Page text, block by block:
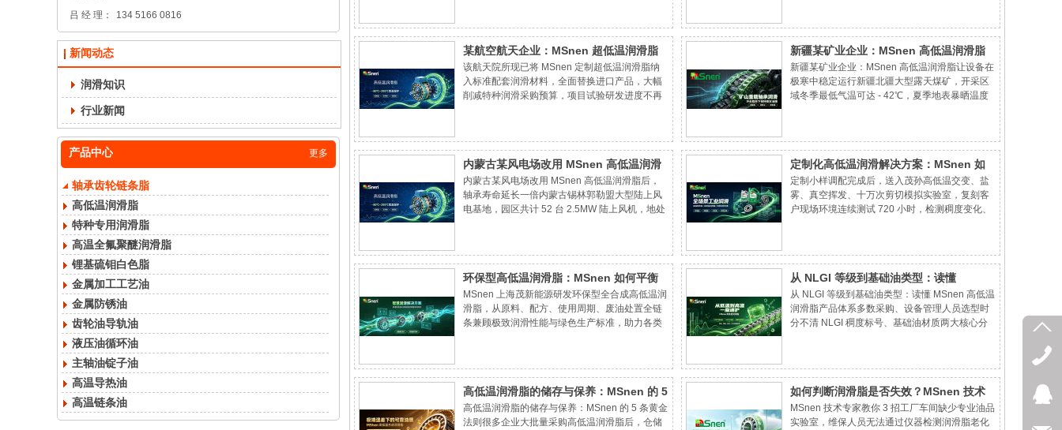
吕 经 理：
134 5166 0816
新闻动态
润滑知识
行业新闻
产品中心 更多
轴承齿轮链条脂
高低温润滑脂
特种专用润滑脂
高温全氟聚醚润滑脂
锂基硫钼白色脂
金属加工工艺油
金属防锈油
齿轮油导轨油
液压油循环油
主轴油锭子油
高温导热油
高温链条油
真空泵油空压机油
化三电系统润滑配套、压缩售后运维成本。
某航空航天企业：MSnen 超低温润滑脂
通过极端环境测试
该航天院所现已将 MSnen 定制超低温润滑脂纳
入标准配套润滑材料，全面替换进口产品，大幅
削减特种润滑采购预算，项目试验研发进度不再
新疆某矿业企业：MSnen 高低温润滑脂
让设备在极寒中稳定运行
新疆某矿业企业：MSnen 高低温润滑脂让设备在
极寒中稳定运行新疆北疆大型露天煤矿，开采区
域冬季最低气温可达 - 42℃，夏季地表暴晒温度
锂润滑脂，常年存在多重生产困扰。
内蒙古某风电场改用 MSnen 高低温润滑
脂后，轴承寿命延长一倍
内蒙古某风电场改用 MSnen 高低温润滑脂后，
轴承寿命延长一倍内蒙古锡林郭勒盟大型陆上风
电基地，园区共计 52 台 2.5MW 陆上风机，地处
冲击载荷，此前该风场采购市面通用复合锂基润
滑脂，运维难题持续多年。
定制化高低温润滑解决方案：MSnen 如
何满足特殊工况需求
定制小样调配完成后，送入茂孙高低温交变、盐
雾、真空挥发、十万次剪切模拟实验室，复刻客
户现场环境连续测试 720 小时，检测稠度变化、
求。
环保型高低温润滑脂：MSnen 如何平衡
性能与环保？
MSnen 上海茂新能源研发环保型全合成高低温润
滑脂，从原料、配方、使用周期、废油处置全链
条兼顾极致润滑性能与绿色生产标准，助力各类
备的同时落实绿色生产要求，规避限产整改风
险。
从 NLGI 等级到基础油类型：读懂
MSnen 高低温润滑脂产品体系
从 NLGI 等级到基础油类型：读懂 MSnen 高低温
润滑脂产品体系多数采购、设备管理人员选型时
分不清 NLGI 稠度标号、基础油材质两大核心分
度的高低温润滑脂，出具完整产品选型对照表，
免费提供上机试样测试。
高低温润滑脂的储存与保养：MSnen 的 5
条黄金法则
高低温润滑脂的储存与保养：MSnen 的 5 条黄金
法则很多企业大批量采购高低温润滑脂后，仓储
如何判断润滑脂是否失效？MSnen 技术
专家教你 3 招
MSnen 技术专家教你 3 招工厂车间缺少专业油品
实验室，维保人员无法通过仪器检测润滑脂老化